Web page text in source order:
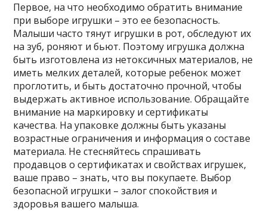
Первое, на что необходимо обратить внимание
при выборе игрушки – это ее безопасность.
Малыши часто тянут игрушки в рот, обследуют их
на зуб, роняют и бьют. Поэтому игрушка должна
быть изготовлена из нетоксичных материалов, не
иметь мелких деталей, которые ребенок может
проглотить, и быть достаточно прочной, чтобы
выдержать активное использование. Обращайте
внимание на маркировку и сертификаты
качества. На упаковке должны быть указаны
возрастные ограничения и информация о составе
материала. Не стесняйтесь спрашивать
продавцов о сертификатах и свойствах игрушек,
ваше право – знать, что вы покупаете. Выбор
безопасной игрушки – залог спокойствия и
здоровья вашего малыша.